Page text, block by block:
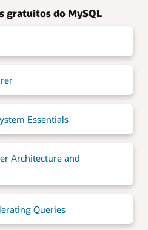
gratuitos do MySQL
Essentials
Architecture and
Queries